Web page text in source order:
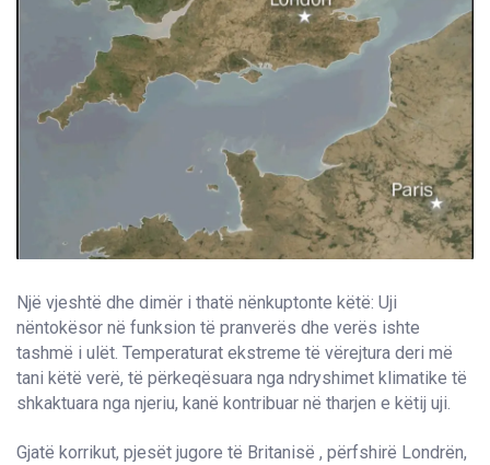
Një vjeshtë dhe dimër i thatë nënkuptonte këtë: Uji
nëntokësor në funksion të pranverës dhe verës ishte
tashmë i ulët. Temperaturat ekstreme të vërejtura deri më
tani këtë verë, të përkeqësuara nga ndryshimet klimatike të
shkaktuara nga njeriu, kanë kontribuar në tharjen e këtij uji.
Gjatë korrikut, pjesët jugore të Britanisë , përfshirë Londrën,